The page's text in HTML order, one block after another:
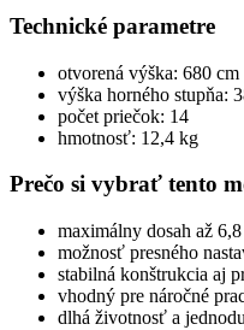
Technické parametre
otvorená výška: 680 cm
výška horného stupňa:
počet priečok: 14
hmotnosť: 12,4 kg
Prečo si vybrať tento
maximálny dosah až
možnosť presného
stabilná konštrukcia aj
vhodný pre náročné
dlhá životnosť a